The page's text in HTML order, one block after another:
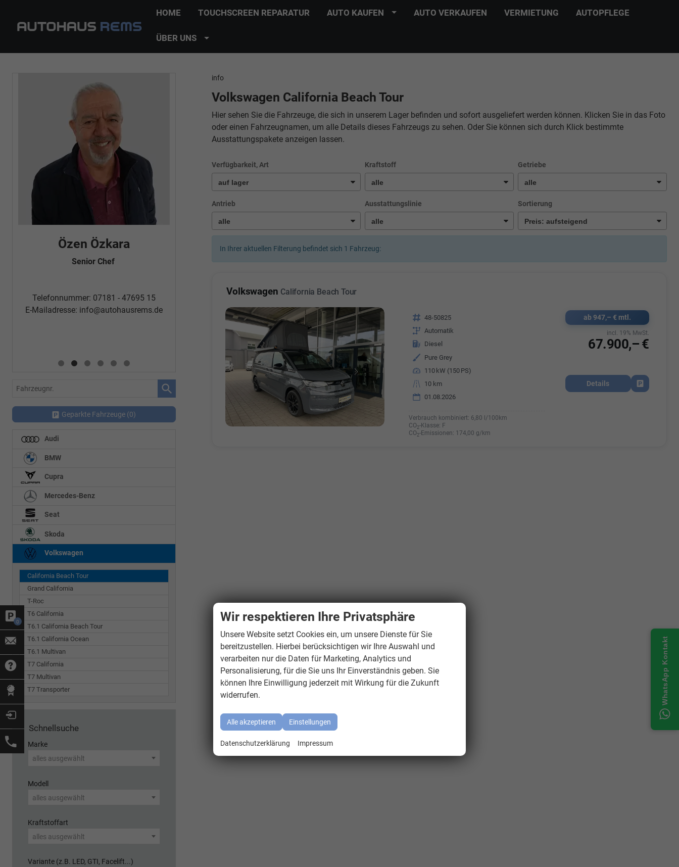
0
HOME TOUCHSCREEN REPARATUR AUTO KAUFEN AUTO VERKAUFEN VERMIETUNG AUTOPFLEGE
ÜBER UNS
info
Volkswagen California Beach Tour
Hier sehen Sie die Fahrzeuge, die sich in unserem Lager befinden und sofort ausgeliefert werden können. Klicken Sie in das Foto
oder einen Fahrzeugnamen, um alle Details dieses Fahrzeugs zu sehen. Oder Sie können sich durch Klick bestimmte
Ausstattungspakete anzeigen lassen.
Verfügbarkeit, Art Kraftstoff Getriebe
Antrieb Ausstattungslinie Sortierung
In Ihrer aktuellen Filterung befindet sich 1 Fahrzeug:
Volkswagen California Beach Tour
Fahrzeugnr. 48-50825
Getriebe Automatik
Kraftstoff Diesel
Außenfarbe Pure Grey
Leistung 110 kW (150 PS)
Kilometerstand
10 km
01.08.2026
Verbrauch kombiniert: 6,80 l/100km
CO2-Klasse: F
CO2-Emissionen: 174,00 g/km
ab 947,– € mtl.
67.900,– €
incl. 19% MwSt.
Details
Fahrzeug
Özen Özkara
Senior Chef
Telefonnummer: 07181 - 47695 15
E-Mailadresse: info@autohausrems.de
Fatma Özyürek Oguz
Automobilkaufrau -Verkauf/Einkauf
Telefonnummer: 07181 - 47695 15
E-Mailadresse:info@autohausrems.de
Özden Özkara-Budak
E-Mailadresse:
E-Mailadresse:info@autohausrems.de
Fahrzeugnr.
Geparkte Fahrzeuge (0)
Audi
BMW
Cupra
Mercedes-Benz
Seat
Skoda
Volkswagen
California Beach Tour
Grand California
T-Roc
T6 California
T6.1 California Beach Tour
T6.1 California Ocean
T6.1 Multivan
T7 California
T7 Multivan
T7 Transporter
Schnellsuche
Marke
alles ausgewählt
Modell
alles ausgewählt
Kraftstoffart
alles ausgewählt
Variante (z.B. LED, GTI, Facelift...)
WhatsApp Kontakt
Wir respektieren Ihre Privatsphäre
Unsere Website setzt Cookies ein, um unsere Dienste für Sie
bereitzustellen. Hierbei berücksichtigen wir Ihre Auswahl und
verarbeiten nur die Daten für Marketing, Analytics und
Personalisierung, für die Sie uns Ihr Einverständnis geben. Sie
können Ihre Einwilligung jederzeit mit Wirkung für die Zukunft
widerrufen.
Alle akzeptieren Einstellungen
Datenschutzerklärung Impressum